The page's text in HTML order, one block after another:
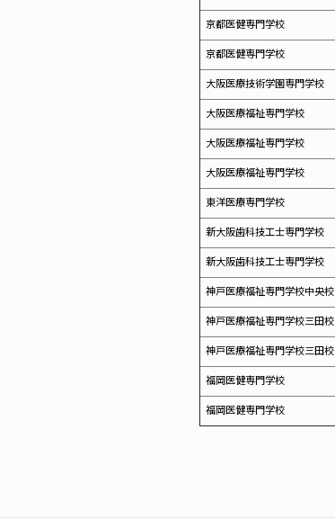
京都医健専門学校
京都医健専門学校
大阪医療技術学園専門学校
大阪医療福祉専門学校
大阪医療福祉専門学校
大阪医療福祉専門学校
東洋医療専門学校
新大阪歯科技工士専門学校
新大阪歯科技工士専門学校
神戸医療福祉専門学校中央校
神戸医療福祉専門学校三田校
神戸医療福祉専門学校三田校
福岡医健専門学校
福岡医健専門学校